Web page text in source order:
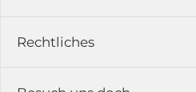
Rechtliches
Versandkosten